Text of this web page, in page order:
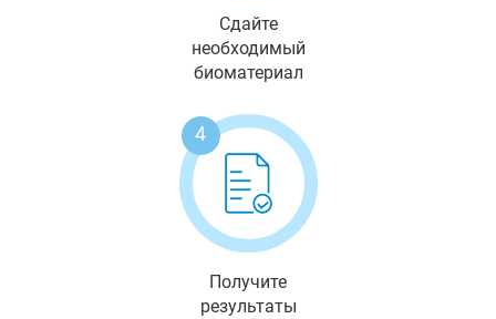
Сдайте
необходимый
биоматериал
4
Получите
результаты